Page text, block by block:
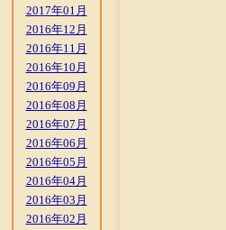
2017年01月
2016年12月
2016年11月
2016年10月
2016年09月
2016年08月
2016年07月
2016年06月
2016年05月
2016年04月
2016年03月
2016年02月